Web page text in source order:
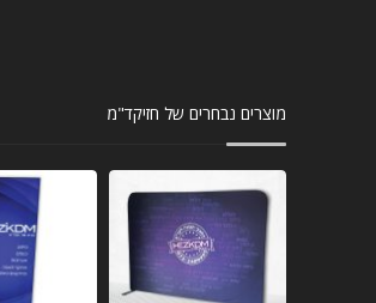
מוצרים נבחרים של חזיקד"מ